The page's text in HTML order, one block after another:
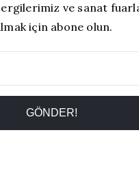
ve sanat
için abone olun.